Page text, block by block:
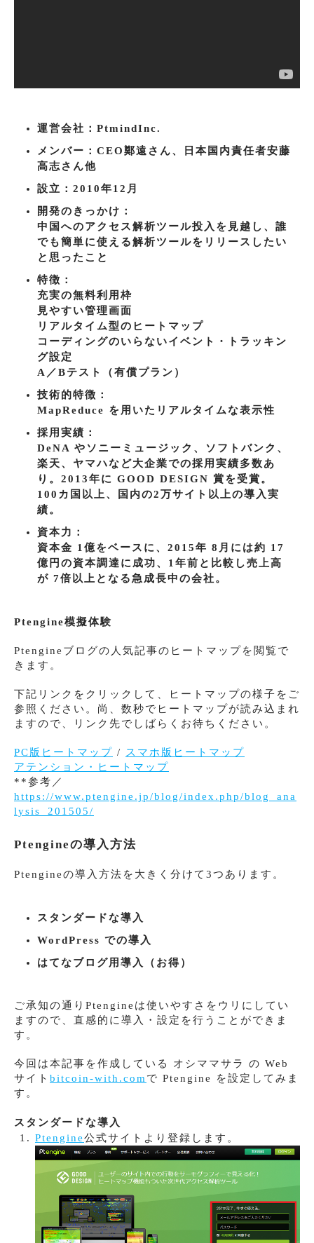
運営会社：PtmindInc.
メンバー：CEO鄭遠さん、日本国内責任者安藤
高志さん他
設立：2010年12月
開発のきっかけ：
中国へのアクセス解析ツール投入を見越し、誰
でも簡単に使える解析ツールをリリースしたい
と思ったこと
特徴：
充実の無料利用枠
見やすい管理画面
リアルタイム型のヒートマップ
コーディングのいらないイベント・トラッキン
グ設定
A／Bテスト（有償プラン）
技術的特徴：
MapReduce を用いたリアルタイムな表示性
採用実績：
DeNA やソニーミュージック、ソフトバンク、
楽天、ヤマハなど大企業での採用実績多数あ
り。2013年に GOOD DESIGN 賞を受賞。
100カ国以上、国内の2万サイト以上の導入実
績。
資本力：
資本金 1億をベースに、2015年 8月には約 17
億円の資本調達に成功、1年前と比較し売上高
が 7倍以上となる急成長中の会社。
Ptengine模擬体験
Ptengineブログの人気記事のヒートマップを閲覧で
きます。
下記リンクをクリックして、ヒートマップの様子をご
参照ください。尚、数秒でヒートマップが読み込まれ
ますので、リンク先でしばらくお待ちください。
PC版ヒートマップ /
スマホ版ヒートマップ
アテンション・ヒートマップ
**参考／
https://www.ptengine.jp/blog/index.php/blog_ana
lysis_201505/
Ptengineの導入方法
Ptengineの導入方法を大きく分けて3つあります。
スタンダードな導入
WordPress での導入
はてなブログ用導入（お得）
ご承知の通りPtengineは使いやすさをウリにしてい
ますので、直感的に導入・設定を行うことができま
す。
今回は本記事を作成している オシママサラ の Web
サイト bitcoin-with.com で Ptengine を設定してみま
す。
スタンダードな導入
Ptengine公式サイトより登録します。